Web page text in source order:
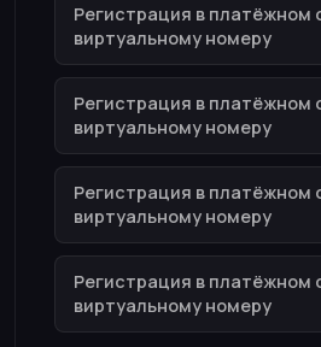
Регистрация в платёжном
виртуальному номеру
Регистрация в платёжном
виртуальному номеру
Регистрация в платёжном
виртуальному номеру
Регистрация в платёжном
виртуальному номеру